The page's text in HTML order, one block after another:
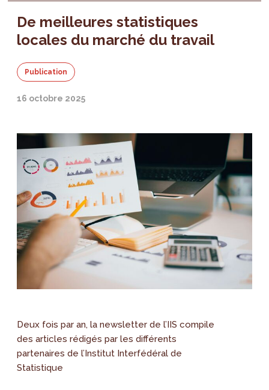
De meilleures statistiques
locales du marché du travail
Publication
16 octobre 2025
Deux fois par an, la newsletter de l’IIS compile
des articles rédigés par les différents
partenaires de l’Institut Interfédéral de
Statistique